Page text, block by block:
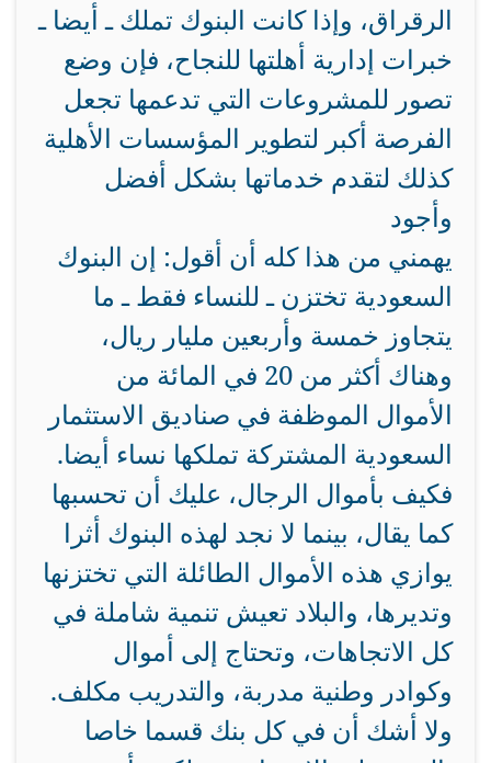
الرقراق، وإذا كانت البنوك تملك ـ أيضا ـ
خبرات إدارية أهلتها للنجاح، فإن وضع
تصور للمشروعات التي تدعمها تجعل
الفرصة أكبر لتطوير المؤسسات الأهلية
كذلك لتقدم خدماتها بشكل أفضل
وأجود
يهمني من هذا كله أن أقول: إن البنوك
السعودية تختزن ـ للنساء فقط ـ ما
يتجاوز خمسة وأربعين مليار ريال،
وهناك أكثر من 20 في المائة من
الأموال الموظفة في صناديق الاستثمار
السعودية المشتركة تملكها نساء أيضا.
فكيف بأموال الرجال، عليك أن تحسبها
كما يقال، بينما لا نجد لهذه البنوك أثرا
يوازي هذه الأموال الطائلة التي تختزنها
وتديرها، والبلاد تعيش تنمية شاملة في
كل الاتجاهات، وتحتاج إلى أموال
وكوادر وطنية مدربة، والتدريب مكلف.
ولا أشك أن في كل بنك قسما خاصا